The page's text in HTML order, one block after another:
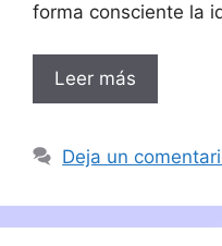
forma consciente la
Leer más
Deja un